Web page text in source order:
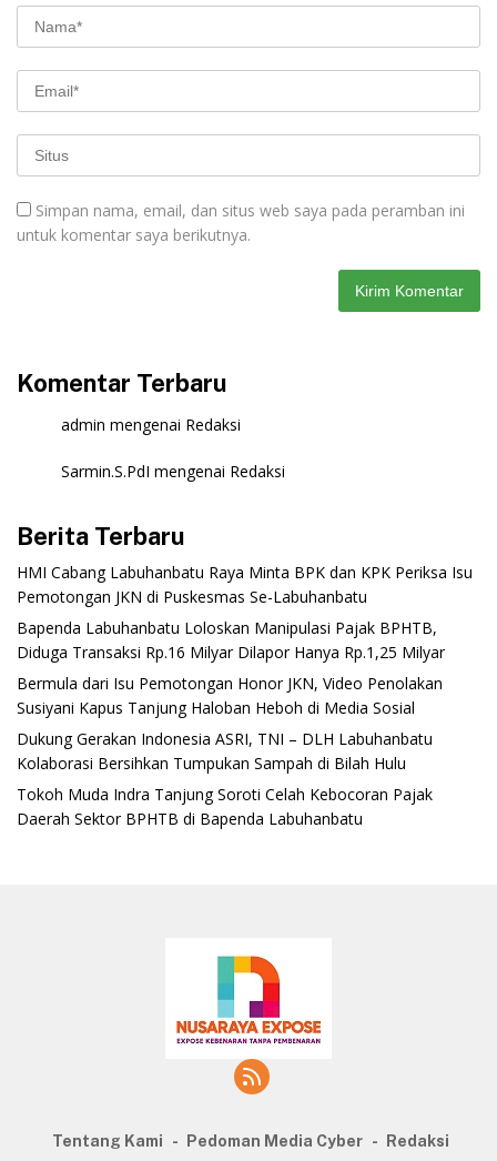
Simpan nama, email, dan situs web saya pada peramban ini
untuk komentar saya berikutnya.
Komentar Terbaru
admin mengenai Redaksi
Sarmin.S.PdI mengenai Redaksi
Berita Terbaru
‎HMI Cabang Labuhanbatu Raya Minta BPK dan KPK Periksa Isu
Pemotongan JKN di Puskesmas Se-Labuhanbatu‎‎
‎Bapenda Labuhanbatu Loloskan Manipulasi Pajak BPHTB,
Diduga Transaksi Rp.16 Milyar Dilapor Hanya Rp.1,25 Milyar
‎Bermula dari Isu Pemotongan Honor JKN, Video Penolakan
Susiyani Kapus Tanjung Haloban Heboh di Media Sosial‎‎‎‎
‎Dukung Gerakan Indonesia ASRI, TNI – DLH Labuhanbatu
Kolaborasi Bersihkan Tumpukan Sampah di Bilah Hulu
‎Tokoh Muda Indra Tanjung Soroti Celah Kebocoran Pajak
Daerah Sektor BPHTB di Bapenda Labuhanbatu
Tentang Kami Pedoman Media Cyber Redaksi